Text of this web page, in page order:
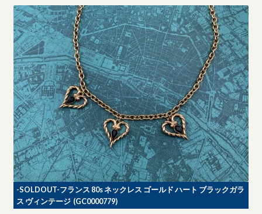
-SOLDOUT-フランス 80s ネックレス ゴールド ハート ブラックガラ
ス ヴィンテージ (GC0000779)